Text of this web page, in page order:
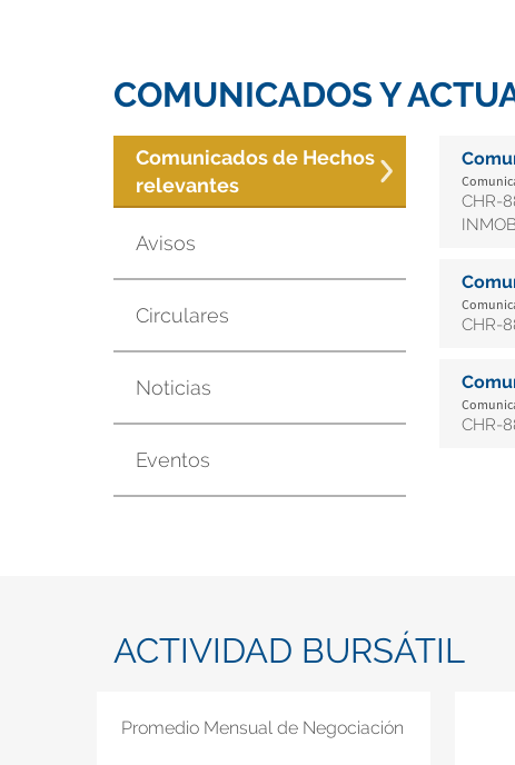
COMUNICADOS Y
Comunicados de Hechos
relevantes
Avisos
Circulares
Noticias
Eventos
CHR-
CHR-
CHR-
ACTIVIDAD BURSÁTIL
Promedio Mensual de Negociación